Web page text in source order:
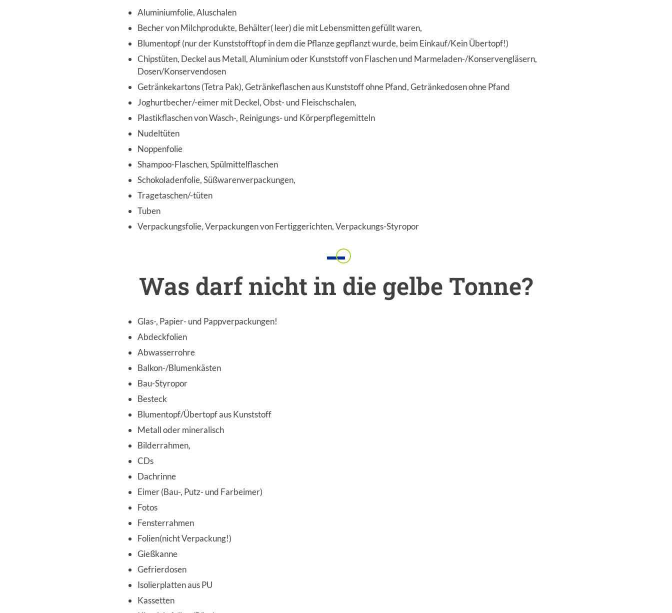
Inhalt
Aluminiumfolie, Aluschalen
Becher von Milchprodukte, Behälter( leer) die mit Lebensmitten gefüllt waren,
Blumentopf (nur der Kunststofftopf in dem die Pflanze gepflanzt wurde, beim Einkauf/Kein Übertopf!)
Chipstüten, Deckel aus Metall, Aluminium oder Kunststoff von Flaschen und Marmeladen-/Konservengläsern,
Dosen/Konservendosen
Getränkekartons (Tetra Pak), Getränkeflaschen aus Kunststoff ohne Pfand, Getränkedosen ohne Pfand
Joghurtbecher/-eimer mit Deckel, Obst- und Fleischschalen,
Plastikflaschen von Wasch-, Reinigungs- und Körperpflegemitteln
Nudeltüten
Noppenfolie
Shampoo-Flaschen, Spülmittelflaschen
Schokoladenfolie, Süßwarenverpackungen,
Tragetaschen/-tüten
Tuben
Verpackungsfolie, Verpackungen von Fertiggerichten, Verpackungs-Styropor
Einleitung
Was darf nicht in die gelbe Tonne?
Inhalt
Glas-, Papier- und Pappverpackungen!
Abdeckfolien
Abwasserrohre
Balkon-/Blumenkästen
Bau-Styropor
Besteck
Blumentopf/Übertopf aus Kunststoff
Metall oder mineralisch
Bilderrahmen,
CDs
Dachrinne
Eimer (Bau-, Putz- und Farbeimer)
Fotos
Fensterrahmen
Folien(nicht Verpackung!)
Gießkanne
Gefrierdosen
Isolierplatten aus PU
Kassetten